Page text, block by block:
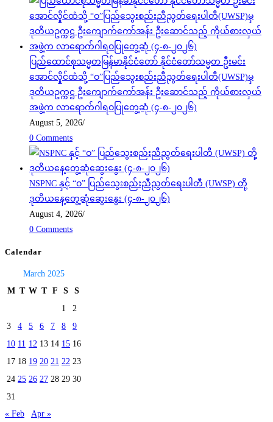
ပြည်ထောင်စုသမ္မတမြန်မာနိုင်ငံတော် နိုင်ငံတော်သမ္မတ ဦးမင်း
အောင်လှိုင်ထံသို့ “ဝ”ပြည်သွေးစည်းညီညွတ်ရေးပါတီ(UWSP)မှ
ဒုတိယဥက္ကဋ္ဌ ဦးကျောက်ကော်အန်း ဦးဆောင်သည့် ကိုယ်စားလှယ်
အဖွဲ့က လာရောက်ဂါရဝပြုတွေ့ဆုံ (၄-၈-၂၀၂၆)
August 5, 2026/
0 Comments
NSPNC နှင့် “ဝ” ပြည်သွေးစည်းညီညွတ်ရေးပါတီ (UWSP) တို့
ဒုတိယနေ့တွေ့ဆုံဆွေးနွေး (၄-၈-၂၀၂၆)
August 4, 2026/
0 Comments
Calendar
March 2025
M T W T F S
S
1
2
3
4 5 6 7 8
9
10 11 12 13 14 15 16
17 18 19 20 21 22 23
24 25 26 27 28 29 30
31
« Feb
Apr »